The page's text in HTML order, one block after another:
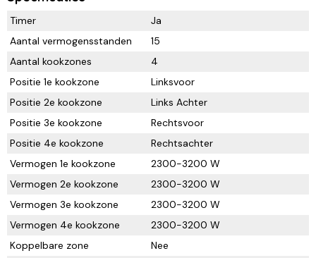
Timer
Ja
Aantal vermogensstanden
15
Aantal kookzones
4
Positie 1e kookzone
Linksvoor
Positie 2e kookzone
Links Achter
Positie 3e kookzone
Rechtsvoor
Positie 4e kookzone
Rechtsachter
Vermogen 1e kookzone
2300-3200 W
Vermogen 2e kookzone
2300-3200 W
Vermogen 3e kookzone
2300-3200 W
Vermogen 4e kookzone
2300-3200 W
Koppelbare zone
Nee